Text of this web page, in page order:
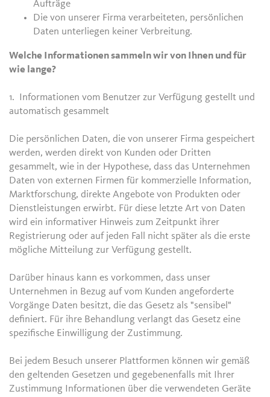
Aufträge
Die von unserer Firma verarbeiteten, persönlichen
Daten unterliegen keiner Verbreitung.
Welche Informationen sammeln wir von Ihnen und für
wie lange?
1. Informationen vom Benutzer zur Verfügung gestellt und
automatisch gesammelt
Die persönlichen Daten, die von unserer Firma gespeichert
werden, werden direkt von Kunden oder Dritten
gesammelt, wie in der Hypothese, dass das Unternehmen
Daten von externen Firmen für kommerzielle Information,
Marktforschung, direkte Angebote von Produkten oder
Dienstleistungen erwirbt. Für diese letzte Art von Daten
wird ein informativer Hinweis zum Zeitpunkt ihrer
Registrierung oder auf jeden Fall nicht später als die erste
mögliche Mitteilung zur Verfügung gestellt.
Darüber hinaus kann es vorkommen, dass unser
Unternehmen in Bezug auf vom Kunden angeforderte
Vorgänge Daten besitzt, die das Gesetz als "sensibel"
definiert. Für ihre Behandlung verlangt das Gesetz eine
spezifische Einwilligung der Zustimmung.
Bei jedem Besuch unserer Plattformen können wir gemäß
den geltenden Gesetzen und gegebenenfalls mit Ihrer
Zustimmung Informationen über die verwendeten Geräte